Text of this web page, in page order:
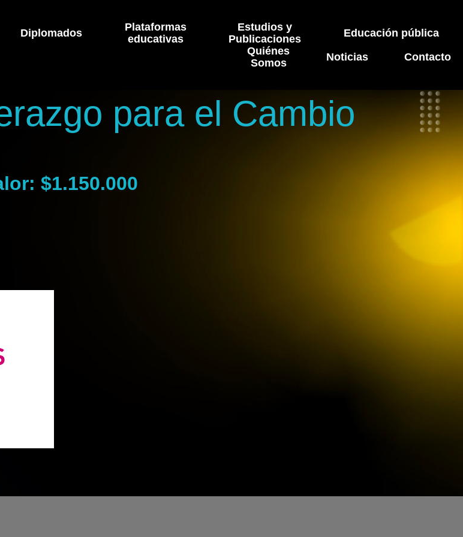
Diplomados
Plataformas
educativas
Estudios y
Publicaciones
Educación pública
Quiénes
Somos
Noticias Contacto
para el Cambio
$1.150.000